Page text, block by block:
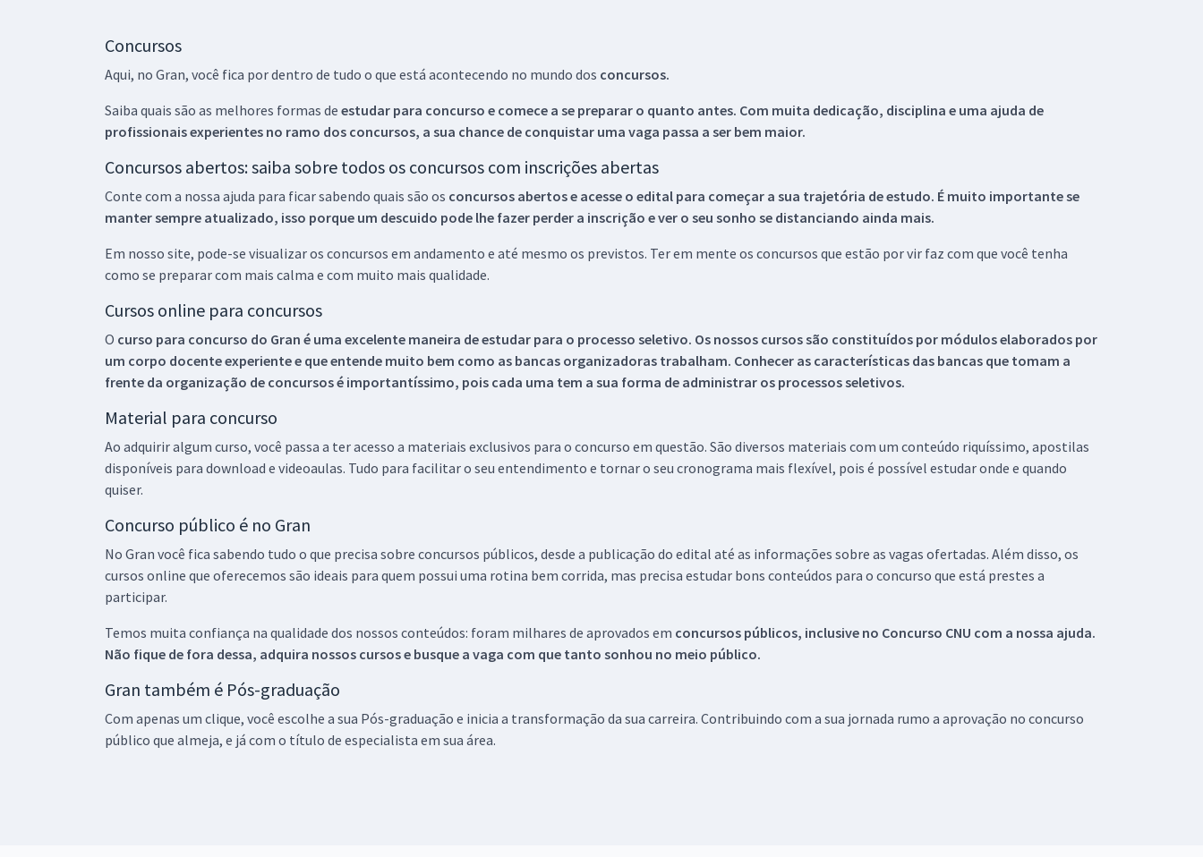
Concursos
Aqui, no Gran, você fica por dentro de tudo o que está acontecendo no mundo dos concursos.
Saiba quais são as melhores formas de estudar para concurso e comece a se preparar o quanto antes. Com muita dedicação, disciplina e uma ajuda de
profissionais experientes no ramo dos concursos, a sua chance de conquistar uma vaga passa a ser bem maior.
Concursos abertos: saiba sobre todos os concursos com inscrições abertas
Conte com a nossa ajuda para ficar sabendo quais são os concursos abertos e acesse o edital para começar a sua trajetória de estudo. É muito importante se
manter sempre atualizado, isso porque um descuido pode lhe fazer perder a inscrição e ver o seu sonho se distanciando ainda mais.
Em nosso site, pode-se visualizar os concursos em andamento e até mesmo os previstos. Ter em mente os concursos que estão por vir faz com que você tenha
como se preparar com mais calma e com muito mais qualidade.
Cursos online para concursos
O curso para concurso do Gran é uma excelente maneira de estudar para o processo seletivo. Os nossos cursos são constituídos por módulos elaborados por
um corpo docente experiente e que entende muito bem como as bancas organizadoras trabalham. Conhecer as características das bancas que tomam a
frente da organização de concursos é importantíssimo, pois cada uma tem a sua forma de administrar os processos seletivos.
Material para concurso
Ao adquirir algum curso, você passa a ter acesso a materiais exclusivos para o concurso em questão. São diversos materiais com um conteúdo riquíssimo, apostilas
disponíveis para download e videoaulas. Tudo para facilitar o seu entendimento e tornar o seu cronograma mais flexível, pois é possível estudar onde e quando
quiser.
Concurso público é no Gran
No Gran você fica sabendo tudo o que precisa sobre concursos públicos, desde a publicação do edital até as informações sobre as vagas ofertadas. Além disso, os
cursos online que oferecemos são ideais para quem possui uma rotina bem corrida, mas precisa estudar bons conteúdos para o concurso que está prestes a
participar.
Temos muita confiança na qualidade dos nossos conteúdos: foram milhares de aprovados em concursos públicos, inclusive no Concurso CNU com a nossa ajuda.
Não fique de fora dessa, adquira nossos cursos e busque a vaga com que tanto sonhou no meio público.
Gran também é Pós-graduação
Com apenas um clique, você escolhe a sua Pós-graduação e inicia a transformação da sua carreira. Contribuindo com a sua jornada rumo a aprovação no concurso
público que almeja, e já com o título de especialista em sua área.